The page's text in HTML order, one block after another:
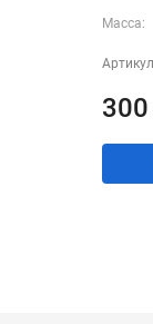
Масса:
300